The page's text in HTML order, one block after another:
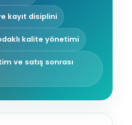
kayıt disiplini
kalite yönetimi
ve satış sonrası